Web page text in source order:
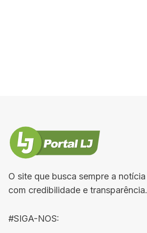
O site que busca sempre a notícia
com credibilidade e transparência.
#SIGA-NOS: